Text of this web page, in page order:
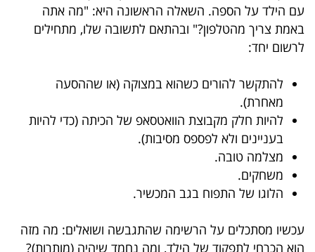
עם הילד על הספה. השאלה הראשונה היא: "מה אתה
באמת צריך מהטלפון?" ובהתאם לתשובה שלו, מתחילים
לרשום יחד:
להתקשר להורים כשהוא במצוקה (או שההסעה
מאחרת).
להיות חלק מקבוצת הוואטסאפ של הכיתה (כדי להיות
בעניינים ולא לפספס מסיבות).
מצלמה טובה.
משחקים.
הלוגו של התפוח בגב המכשיר.
עכשיו מסתכלים על הרשימה שהתגבשה ושואלים: מה מזה
הוא הכרחי לתפקוד של הילד, ומה נחמד שיהיה (מותרות)?